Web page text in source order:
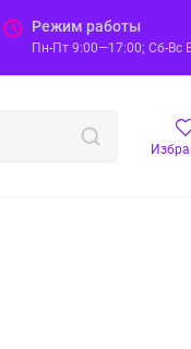
Режим работы
Пн-Пт 9:00—17:00; Сб-Вс